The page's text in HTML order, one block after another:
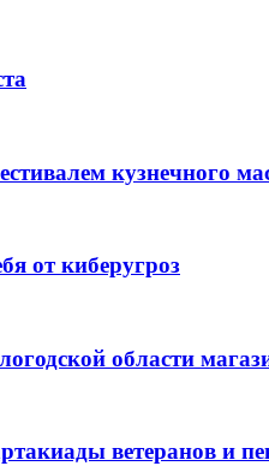
кузнечного
от киберугроз
области
ветеранов и